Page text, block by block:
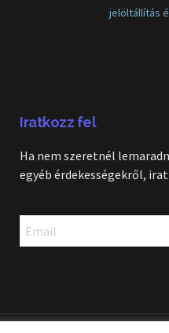
jelöltállítás
Iratkozz fel
Ha nem szeretnél
egyéb érdekességekről,